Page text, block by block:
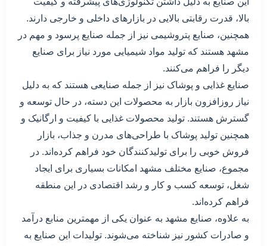
بالا، قدرت رقابتی بالایی در بازارهای داخلی و خارجی دارند.
همچنین، صنایع پتروشیمی نیز از جمله صنایع پرسود و مهم در
مشهد هستند که تولید مواد شیمیایی مورد نیاز برای صنایع
دیگر را فراهم می‌کنند.
صنایع غذایی و پوشاک نیز از جمله صنایعی هستند که به دلیل
نیاز روزافزون بازار به محصولات این دسته، در حال توسعه و
گسترش هستند. تولید محصولات غذایی با کیفیت و ارگانیک و
همچنین تولید پوشاک با طراحی‌های مدرن و جذاب، بازار
فروش خوبی را برای تولیدکنندگان خود فراهم کرده‌اند. در
مجموع، صنایع مختلف مشهد امکانات بسیاری برای ایجاد
شغل، توسعه کسب و کار و رشد اقتصادی در این منطقه
فراهم کرده‌اند.
به علاوه، صنایع مشهد به عنوان یکی از مهمترین منابع درآمد
و صادرات کشور نیز شناخته می‌شوند. تولیدات این صنایع به